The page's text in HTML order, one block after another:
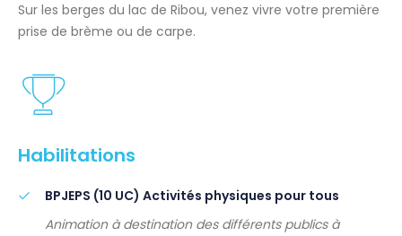
Sur les berges du lac de Ribou, venez vivre votre première
prise de brème ou de carpe.
Habilitations
BPJEPS (10 UC) Activités physiques pour tous
Animation à destination des différents publics à